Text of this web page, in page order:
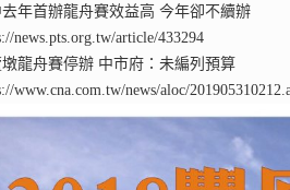
去年首辦龍舟賽效益高 今年卻不續辦
news.pts.org.tw/article/433294
龍舟賽停辦 中市府：未編列預算
www.cna.com.tw/news/aloc/